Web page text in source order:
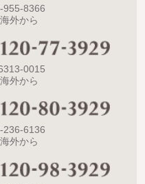
955-8366
外から
0015
外から
236-6136
外から